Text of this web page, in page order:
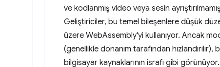
ve kodlanmış video veya sesin
Geliştiriciler, bu temel bileşenlere düşük
üzere WebAssembly'yi kullanıyor. Ancak
(genellikle donanım tarafından
bilgisayar kaynaklarının israfı gibi görünüyor.